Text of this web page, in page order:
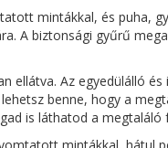
mintákkal, és puha,
A biztonsági gyűrű
ellátva. Az egyedülálló
benne, hogy a
is láthatod a